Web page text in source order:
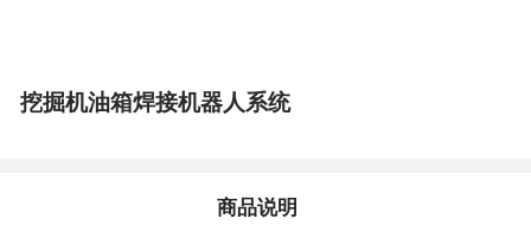
挖掘机油箱焊接机器人系统
商品说明